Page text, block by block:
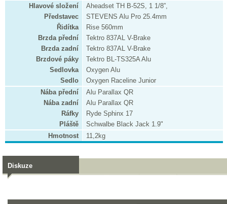
Hlavové složení
Aheadset TH B-52S, 1 1/8”,
Představec
STEVENS Alu Pro 25.4mm
Řidítka
Rise 560mm
Brzda přední
Tektro 837AL V-Brake
Brzda zadní
Tektro 837AL V-Brake
Brzdové páky
Tektro BL-TS325A Alu
Sedlovka
Oxygen Alu
Sedlo
Oxygen Raceline Junior
Nába přední
Alu Parallax QR
Nába zadní
Alu Parallax QR
Ráfky
Ryde Sphinx 17
Pláště
Schwalbe Black Jack 1.9"
Hmotnost
11,2kg
Diskuze